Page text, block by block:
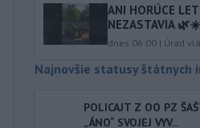
ANI HORÚCE
NEZASTAVIA 🌿☀️
dnes 06:00 | Úrad
Najnovšie statusy štátnych
POLICAJT Z OO PZ
„ÁNO“ SVOJEJ VYV...